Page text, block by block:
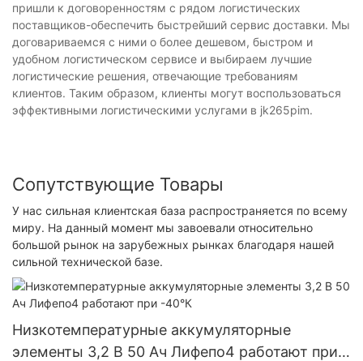
пришли к договоренностям с рядом логистических
поставщиков-обеспечить быстрейший сервис доставки. Мы
договариваемся с ними о более дешевом, быстром и
удобном логистическом сервисе и выбираем лучшие
логистические решения, отвечающие требованиям
клиентов. Таким образом, клиенты могут воспользоваться
эффективными логистическими услугами в jk265pim.
Сопутствующие Товары
У нас сильная клиентская база распространяется по всему
миру. На данный момент мы завоевали относительно
большой рынок на зарубежных рынках благодаря нашей
сильной технической базе.
Низкотемпературные аккумуляторные
элементы 3,2 В 50 Ач Лифепо4 работают при